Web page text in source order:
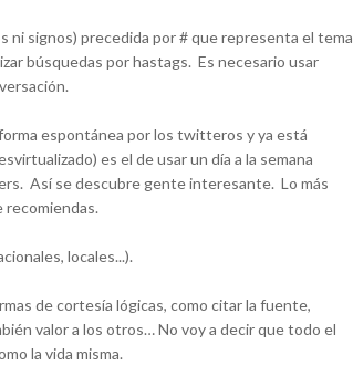
ni signos) precedida por # que representa el tema
búsquedas por hastags. Es necesario usar
espontánea por los twitteros y ya está
es el de usar un día a la semana
Así se descubre gente interesante. Lo más
recomiendas.
locales...).
de cortesía lógicas, como citar la fuente,
valor a los otros… No voy a decir que todo el
la vida misma.